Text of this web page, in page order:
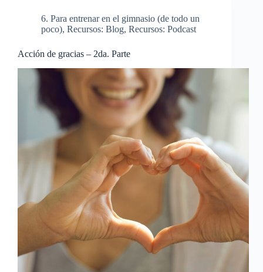
6. Para entrenar en el gimnasio (de todo un
poco), Recursos: Blog, Recursos: Podcast
Acción de gracias – 2da. Parte